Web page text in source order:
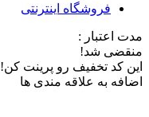
فروشگاه اینترنتی
مدت اعتبار :
منقضی شد!
این کد تخفیف رو پرینت کن!
اضافه به علاقه مندی ها